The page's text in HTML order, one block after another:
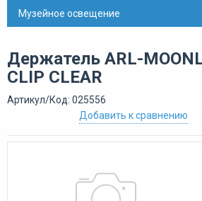
Музейное освещение
Держатель ARL-
CLIP CLEAR
Артикул/Код: 025556
Добавить к сравнению